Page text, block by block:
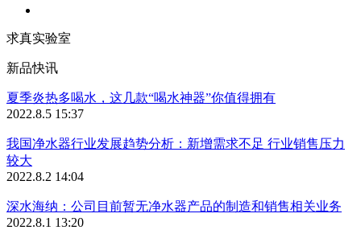
求真实验室
新品快讯
夏季炎热多喝水，这几款“喝水神器”你值得拥有
2022.8.5 15:37
我国净水器行业发展趋势分析：新增需求不足 行业销售压力
较大
2022.8.2 14:04
深水海纳：公司目前暂无净水器产品的制造和销售相关业务
2022.8.1 13:20